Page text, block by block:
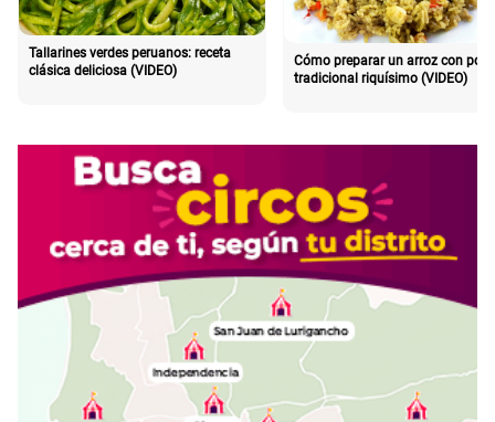
Tallarines verdes peruanos: receta
clásica deliciosa (VIDEO)
Cómo preparar un arroz con pollo
tradicional riquísimo (VIDEO)